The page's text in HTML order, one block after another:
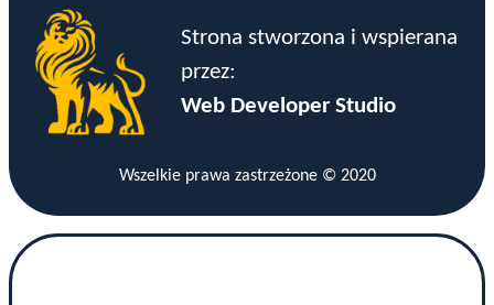
Strona stworzona i wspierana
przez:
Web Developer Studio
Wszelkie prawa zastrzeżone © 2020